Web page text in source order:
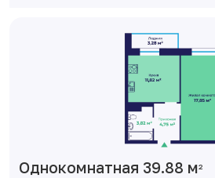
Однокомнатная 39.88 м2